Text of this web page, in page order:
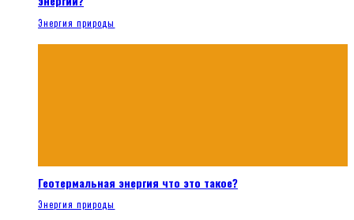
Энергия природы
Геотермальная энергия что это такое?
Энергия природы